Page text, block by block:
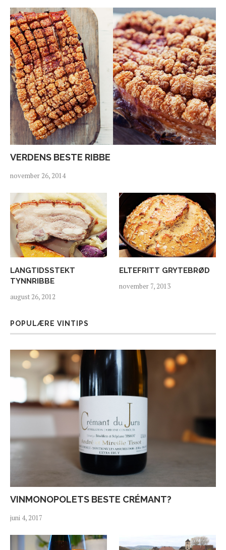
VERDENS BESTE RIBBE
november 26, 2014
LANGTIDSSTEKT
TYNNRIBBE
august 26, 2012
ELTEFRITT GRYTEBRØD
november 7, 2013
POPULÆRE VINTIPS
VINMONOPOLETS BESTE CRÉMANT?
juni 4, 2017